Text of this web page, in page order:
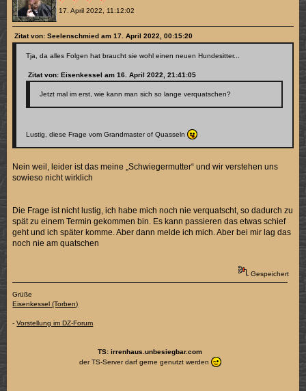
17. April 2022, 11:12:02
Zitat von: Seelenschmied am 17. April 2022, 00:15:20
Tja, da alles Folgen hat braucht sie wohl einen neuen Hundesitter...
Zitat von: Eisenkessel am 16. April 2022, 21:41:05
Jetzt mal im erst, wie kann man sich so lange verquatschen?
Lustig, diese Frage vom Grandmaster of Quasseln
Nein weil, leider ist das meine „Schwiegermutter“ und wir verstehen uns
sowieso nicht wirklich
Die Frage ist nicht lustig, ich habe mich noch nie verquatscht, so dadurch zu
spät zu einem Termin gekommen bin. Es kann passieren das etwas schief
geht und ich später komme. Aber dann melde ich mich. Aber bei mir lag das
noch nie am quatschen
Gespeichert
Grüße
Eisenkessel (Torben)
-Vorstellung im DZ-Forum
TS: irrenhaus.unbesiegbar.com
der TS-Server darf gerne genutzt werden